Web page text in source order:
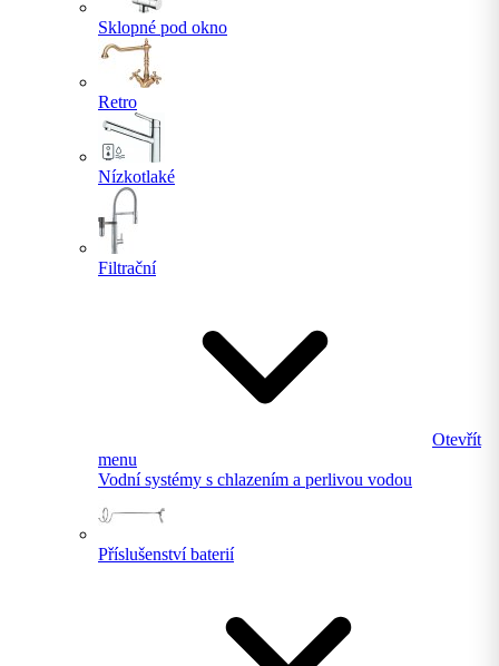
Sklopné pod okno
Retro
Nízkotlaké
Filtrační
Otevřít
menu
Vodní systémy s chlazením a perlivou vodou
Příslušenství baterií